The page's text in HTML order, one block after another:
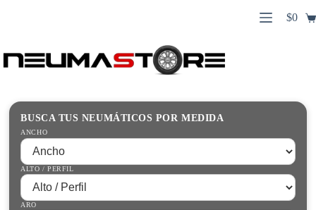
productosInicio
Guías Prácticas
Tienda
Carro
$0
BUSCA TUS NEUMÁTICOS POR MEDIDA
ANCHO
ALTO / PERFIL
ARO